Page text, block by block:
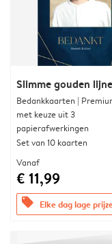
Slimme gouden
Bedankkaarten |
met keuze uit 3
papierafwerkingen
Set van 10 kaarten
Vanaf
€ 11,99
offers Elke dag lage